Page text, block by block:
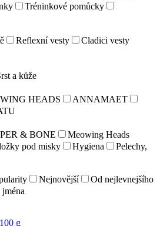
Tréninkové pomůcky
Reflexní vesty
Cladici vesty
a kůže
HEADS
ANNAMAET
& BONE
Meowing Heads
pod misky Hygiena
Pelechy,
Nejnovější
Od nejlevnejšího